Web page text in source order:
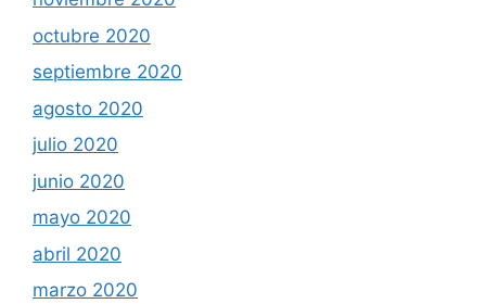
octubre 2020
septiembre 2020
agosto 2020
julio 2020
junio 2020
mayo 2020
abril 2020
marzo 2020